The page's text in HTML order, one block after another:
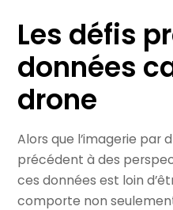
Les défis
données
drone
Alors que l’imagerie par
précédent à des
ces données est loin
comporte non